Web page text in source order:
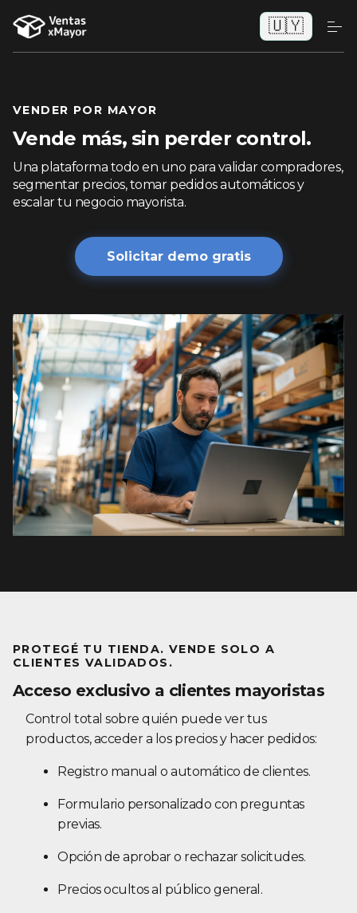
🇺🇾
VENDER POR MAYOR
Vende más, sin perder control.
Una plataforma todo en uno para validar compradores,
segmentar precios, tomar pedidos automáticos y
escalar tu negocio mayorista.
Solicitar demo gratis
PROTEGÉ TU TIENDA. VENDE SOLO A
CLIENTES VALIDADOS.
Acceso exclusivo a clientes mayoristas
Control total sobre quién puede ver tus
productos, acceder a los precios y hacer pedidos:
Registro manual o automático de clientes.
Formulario personalizado con preguntas
previas.
Opción de aprobar o rechazar solicitudes.
Precios ocultos al público general.